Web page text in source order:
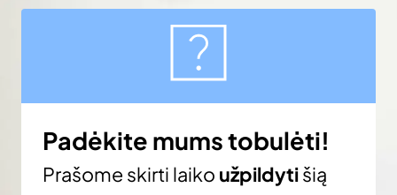
Padėkite mums tobulėti!
Prašome skirti laiko užpildytišią